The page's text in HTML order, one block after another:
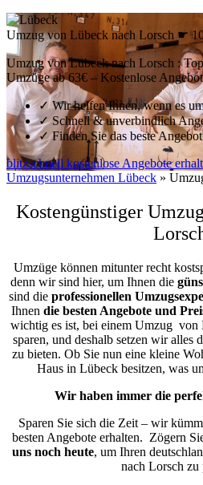
Umzug von Lübeck nach Lorsch ☛
Umzug von Lübeck nach Lorsch :
Umzüge ab 63€ – Kostenlose
✓Wir helfen Ihnen, wenn es
✓Schnell & unverbindlich
✓Finden Sie das beste
blitzschnell kostenlose Angebote
Umzugsunternehmen Lübeck »
Kostengünstiger
Umzüge können mitunter recht
denn wir sind hier, um Ihnen die
sind die professionellen
Ihnen die besten Angebote und
wichtig es ist, bei einem Umzug von
sparen, und deshalb setzen wir alles
zu bieten. Ob Sie nun eine kleine
Haus in Lübeck besitzen, was
Wir haben immer die
Sparen Sie sich die Zeit – wir
besten Angebote erhalten. Zögern
uns noch heute, um Ihren
nach Lorsch zu